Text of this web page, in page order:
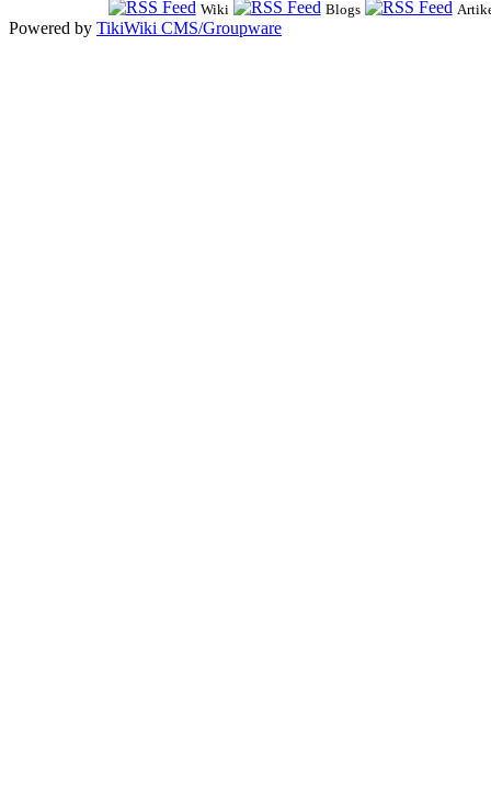
Wiki Blogs
Powered by TikiWiki CMS/Groupware